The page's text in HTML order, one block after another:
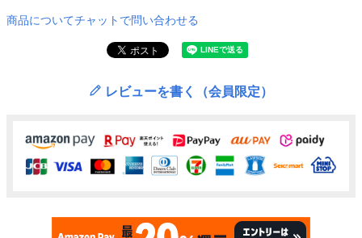
商品についてチャットで問い合わせる
レビューを書く（会員限定）